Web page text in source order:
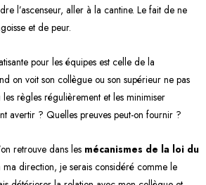
l’ascenseur, aller à la cantine. Le fait de ne
et de peur.
pour les équipes est celle de la
on voit son collègue ou son supérieur ne pas
règles régulièrement et les minimiser
avertir ? Quelles preuves peut-on fournir ?
retrouve dans les mécanismes de la loi du
ma direction, je serais considéré comme le